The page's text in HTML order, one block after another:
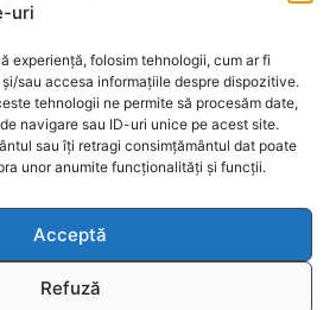
uri
experiență, folosim tehnologii, cum ar fi
sau accesa informațiile despre dispozitive.
tehnologii ne permite să procesăm date,
navigare sau ID-uri unice pe acest site.
sau îți retragi consimțământul dat poate
unor anumite funcționalități și funcții.
Acceptă
Refuză